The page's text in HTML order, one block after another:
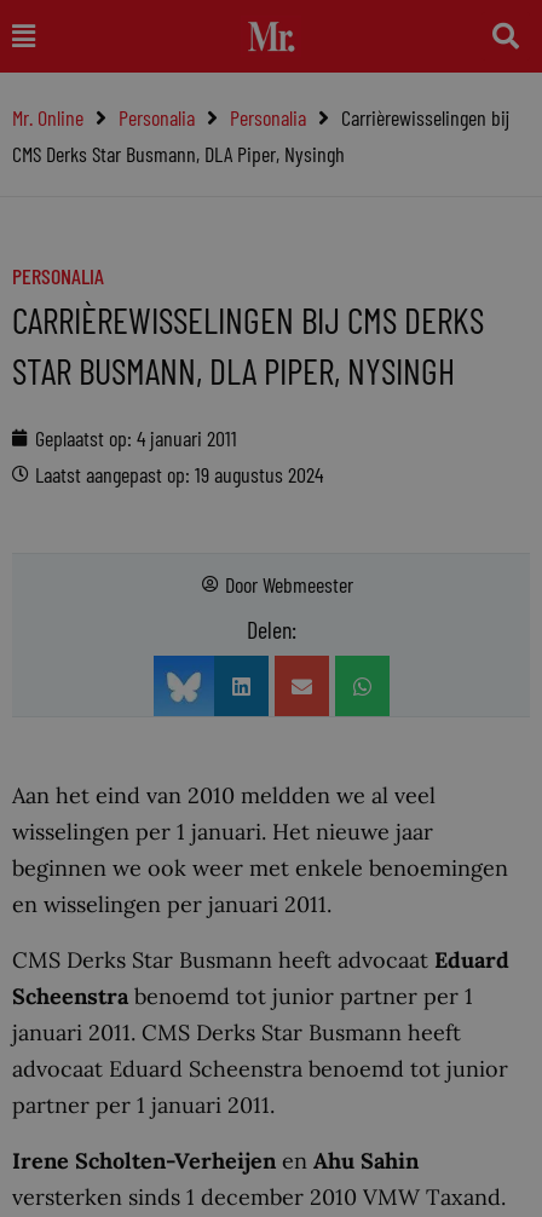
naar
inhoud
Main
Menu
Mr. Online Personalia Personalia
Carrièrewisselingen bij
CMS Derks Star Busmann, DLA Piper, Nysingh
PERSONALIA
CARRIÈREWISSELINGEN BIJ CMS DERKS
STAR BUSMANN, DLA PIPER, NYSINGH
Geplaatst op: 4 januari 2011
Laatst aangepast op: 19 augustus 2024
DoorWebmeester
Delen:
Aan het eind van 2010 meldden we al veel
wisselingen per 1 januari. Het nieuwe jaar
beginnen we ook weer met enkele benoemingen
en wisselingen per januari 2011.
CMS Derks Star Busmann heeft advocaat Eduard
Scheenstra benoemd tot junior partner per 1
januari 2011. CMS Derks Star Busmann heeft
advocaat Eduard Scheenstra benoemd tot junior
partner per 1 januari 2011.
Irene Scholten-Verheijen en Ahu Sahin
versterken sinds 1 december 2010 VMW Taxand.